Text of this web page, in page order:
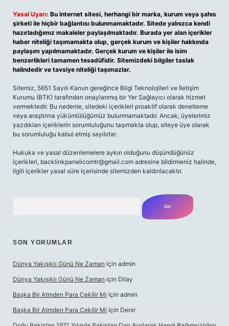
Yasal Uyarı: Bu internet sitesi, herhangi bir marka, kurum veya şahıs
şirketi ile hiçbir bağlantısı bulunmamaktadır. Sitede yalnızca kendi
hazırladığımız makaleler paylaşılmaktadır. Burada yer alan içerikler
haber niteliği taşımamakta olup, gerçek kurum ve kişiler hakkında
paylaşım yapılmamaktadır. Gerçek kurum ve kişiler ile isim
benzerlikleri tamamen tesadüfidir. Sitemizdeki bilgiler taslak
halindedir ve tavsiye niteliği taşımazlar.
Sitemiz, 5651 Sayılı Kanun gereğince Bilgi Teknolojileri ve İletişim
Kurumu (BTK) tarafından onaylanmış bir Yer Sağlayıcı olarak hizmet
vermektedir. Bu nedenle, sitedeki içerikleri proaktif olarak denetleme
veya araştırma yükümlülüğümüz bulunmamaktadır. Ancak, üyelerimiz
yazdıkları içeriklerin sorumluluğunu taşımakta olup, siteye üye olarak
bu sorumluluğu kabul etmiş sayılırlar.
Hukuka ve yasal düzenlemelere aykırı olduğunu düşündüğünüz
içerikleri, backlinkpanelicomtr@gmail.com adresine bildirmeniz halinde,
ilgili içerikler yasal süre içerisinde sitemizden kaldırılacaktır.
SON YORUMLAR
Dünya Yakışıklı Günü Ne Zaman için admin
Dünya Yakışıklı Günü Ne Zaman için Dilay
Başka Bir Atmden Para Çekilir Mi için admin
Başka Bir Atmden Para Çekilir Mi için Denir